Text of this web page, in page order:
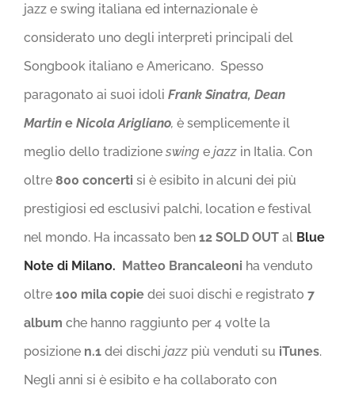
jazz e swing italiana ed internazionale è
considerato uno degli interpreti principali del
Songbook italiano e Americano. Spesso
paragonato ai suoi idoli Frank Sinatra, Dean
Martin e Nicola Arigliano, è semplicemente il
meglio dello tradizione swing e jazz in Italia. Con
oltre 800 concerti si è esibito in alcuni dei più
prestigiosi ed esclusivi palchi, location e festival
nel mondo. Ha incassato ben 12 SOLD OUT al Blue
Note di Milano. Matteo Brancaleoni ha venduto
oltre 100 mila copie dei suoi dischi e registrato 7
album che hanno raggiunto per 4 volte la
posizione n.1 dei dischi jazz più venduti su iTunes.
Negli anni si è esibito e ha collaborato con